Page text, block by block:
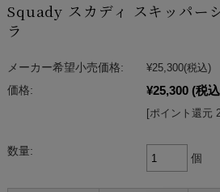
Squady スカディ スキッパー
ラ
メーカー希望小売価格: ¥25,300(税込)
価格:
¥25,300 (税
[ポイント還元
数量:
個